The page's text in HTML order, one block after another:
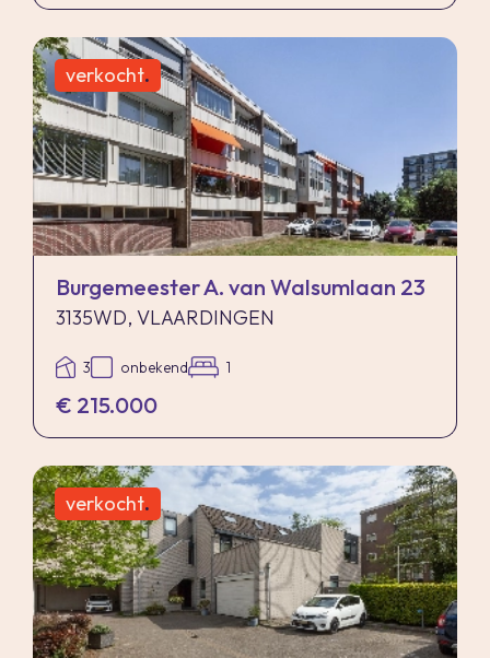
verkocht.
Burgemeester A. van Walsumlaan 23
3135WD, VLAARDINGEN
3 onbekend 1
€ 215.000
verkocht.